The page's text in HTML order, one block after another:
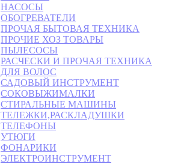
НАСОСЫ
ОБОГРЕВАТЕЛИ
ПРОЧАЯ БЫТОВАЯ ТЕХНИКА
ПРОЧИЕ ХОЗ ТОВАРЫ
ПЫЛЕСОСЫ
РАСЧЕСКИ И ПРОЧАЯ ТЕХНИКА
ДЛЯ ВОЛОС
САДОВЫЙ ИНСТРУМЕНТ
СОКОВЫЖИМАЛКИ
СТИРАЛЬНЫЕ МАШИНЫ
ТЕЛЕЖКИ,РАСКЛАДУШКИ
ТЕЛЕФОНЫ
УТЮГИ
ФОНАРИКИ
ЭЛЕКТРОИНСТРУМЕНТ